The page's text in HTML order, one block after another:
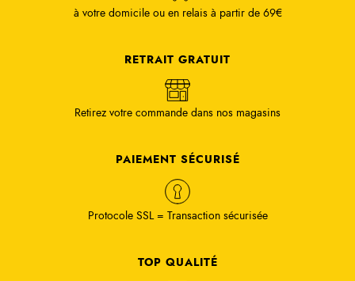
à votre domicile ou en relais à partir de 69€
RETRAIT GRATUIT
Retirez votre commande dans nos magasins
PAIEMENT SÉCURISÉ
Protocole SSL = Transaction sécurisée
TOP QUALITÉ